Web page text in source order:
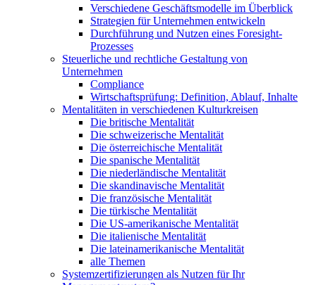
Verschiedene Geschäftsmodelle im Überblick
Strategien für Unternehmen entwickeln
Durchführung und Nutzen eines Foresight-
Prozesses
Steuerliche und rechtliche Gestaltung von
Unternehmen
Compliance
Wirtschaftsprüfung: Definition, Ablauf, Inhalte
Mentalitäten in verschiedenen Kulturkreisen
Die britische Mentalität
Die schweizerische Mentalität
Die österreichische Mentalität
Die spanische Mentalität
Die niederländische Mentalität
Die skandinavische Mentalität
Die französische Mentalität
Die türkische Mentalität
Die US-amerikanische Mentalität
Die italienische Mentalität
Die lateinamerikanische Mentalität
alle Themen
Systemzertifizierungen als Nutzen für Ihr